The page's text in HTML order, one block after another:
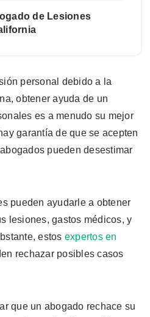
de Lesiones
personal debido a la
obtener ayuda de un
es a menudo su mejor
garantía de que se acepten
pueden desestimar
pueden ayudarle a obtener
lesiones, gastos médicos, y
estos expertos en
rechazar posibles casos
que un abogado rechace su